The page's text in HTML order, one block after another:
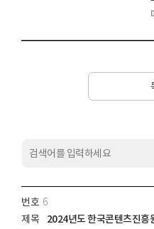
6
2024년도 한국콘텐츠진흥